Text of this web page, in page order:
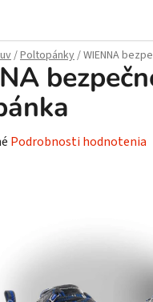
/Poltopánky/WIENNA
Podrobnosti hodnotenia